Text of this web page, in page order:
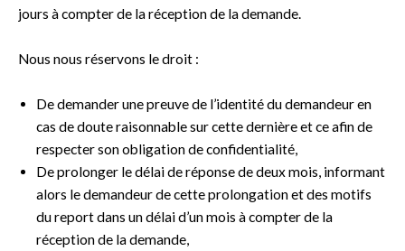
jours à compter de la réception de la demande.
Nous nous réservons le droit :
De demander une preuve de l’identité du demandeur en
cas de doute raisonnable sur cette dernière et ce afin de
respecter son obligation de confidentialité,
De prolonger le délai de réponse de deux mois, informant
alors le demandeur de cette prolongation et des motifs
du report dans un délai d’un mois à compter de la
réception de la demande,